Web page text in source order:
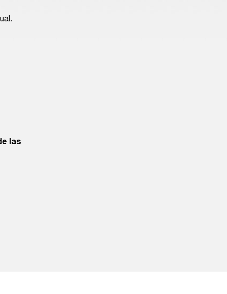
las